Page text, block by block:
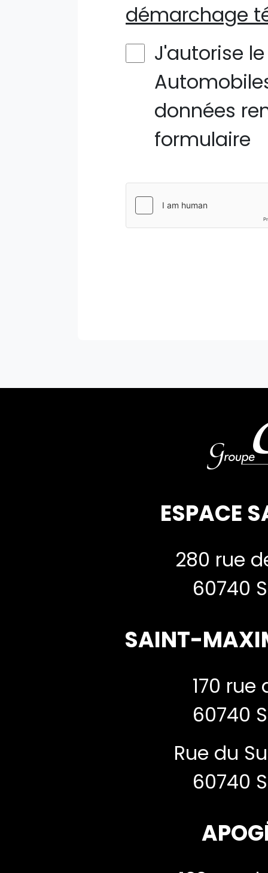
démarchage
J'autorise
données
formulaire
ESPACE
280 rue
60740
SAINT-
170 rue
60740
Rue du
60740